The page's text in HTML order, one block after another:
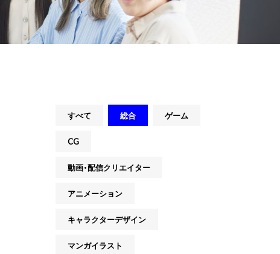
すべて 総合 ゲーム
CG
動画・配信クリエイター
アニメーション
キャラクターデザイン
マンガイラスト